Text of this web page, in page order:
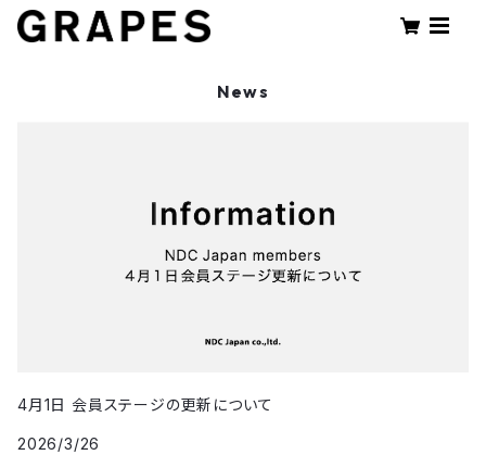
News
4月1日 会員ステージの更新について
2026/3/26